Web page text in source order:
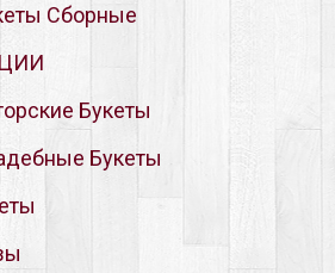
Сборные
Букеты
Букеты